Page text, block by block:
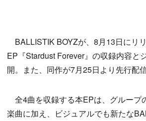
BALLISTIK BOYZが、8月13日にリ
EP『Stardust Forever』の収録内容と
開。また、同作が7月25日より先行配信
全4曲を収録する本EPは、グループ
楽曲に加え、ビジュアルでも新たな